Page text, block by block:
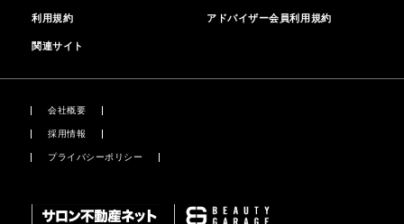
利用規約 アドバイザー会員利用規約
関連サイト
会社概要
採用情報
プライバシーポリシー